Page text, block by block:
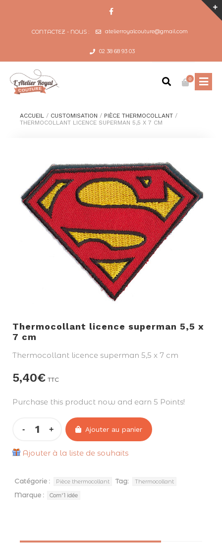
CONTACTEZ - NOUS : atelierroyalcouture@gmail.com
02 38 68 93 03
0
ACCUEIL / CUSTOMISATION / PIÈCE THERMOCOLLANT /
THERMOCOLLANT LICENCE SUPERMAN 5,5 X 7 CM
Thermocollant licence superman 5,5 x
7 cm
Thermocollant licence superman 5,5 x 7 cm
5,40€ TTC
Purchase this product now and earn 5 Points!
Ajouter au panier
Ajouter à la liste de souhaits
Catégorie : Pièce thermocollant Tag: Thermocollant
Marque : Com'1 idée